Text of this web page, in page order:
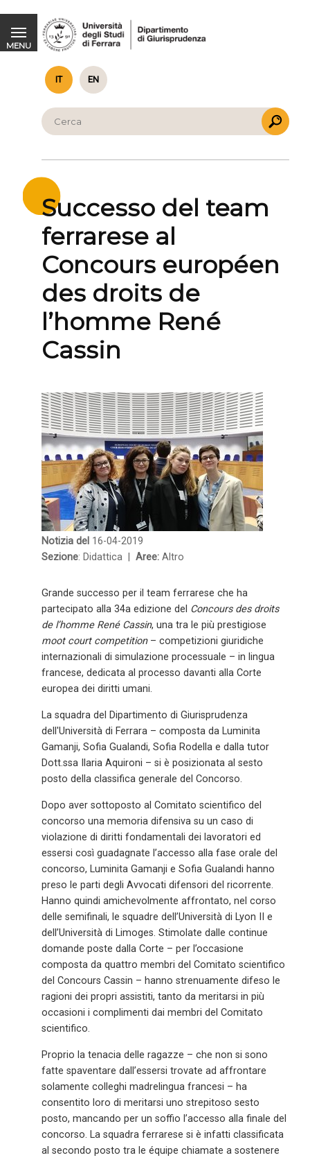
Successo del team
ferrarese al
Concours européen
des droits de
l’homme René
Cassin
Notizia del 16-04-2019
Sezione: Didattica | Aree: Altro
Grande successo per il team ferrarese che ha
partecipato alla 34a edizione del Concours des droits
de l’homme René Cassin, una tra le più prestigiose
moot court competition– competizioni giuridiche
internazionali di simulazione processuale – in lingua
francese, dedicata al processo davanti alla Corte
europea dei diritti umani.
La squadra del Dipartimento di Giurisprudenza
dell'Università di Ferrara – composta da Luminita
Gamanji, Sofia Gualandi, Sofia Rodella e dalla tutor
Dott.ssa Ilaria Aquironi – si è posizionata al sesto
posto della classifica generale del Concorso.
Dopo aver sottoposto al Comitato scientifico del
concorso una memoria difensiva su un caso di
violazione di diritti fondamentali dei lavoratori ed
essersi così guadagnate l’accesso alla fase orale del
concorso, Luminita Gamanji e Sofia Gualandi hanno
preso le parti degli Avvocati difensori del ricorrente.
Hanno quindi amichevolmente affrontato, nel corso
delle semifinali, le squadre dell’Università di Lyon II e
dell’Università di Limoges. Stimolate dalle continue
domande poste dalla Corte – per l’occasione
composta da quattro membri del Comitato scientifico
del Concours Cassin – hanno strenuamente difeso le
ragioni dei propri assistiti, tanto da meritarsi in più
occasioni i complimenti dai membri del Comitato
scientifico.
Proprio la tenacia delle ragazze – che non si sono
fatte spaventare dall’essersi trovate ad affrontare
solamente colleghi madrelingua francesi – ha
consentito loro di meritarsi uno strepitoso sesto
posto, mancando per un soffio l’accesso alla finale del
concorso. La squadra ferrarese si è infatti classificata
al secondo posto tra le équipe chiamate a sostenere
IT EN
MENU